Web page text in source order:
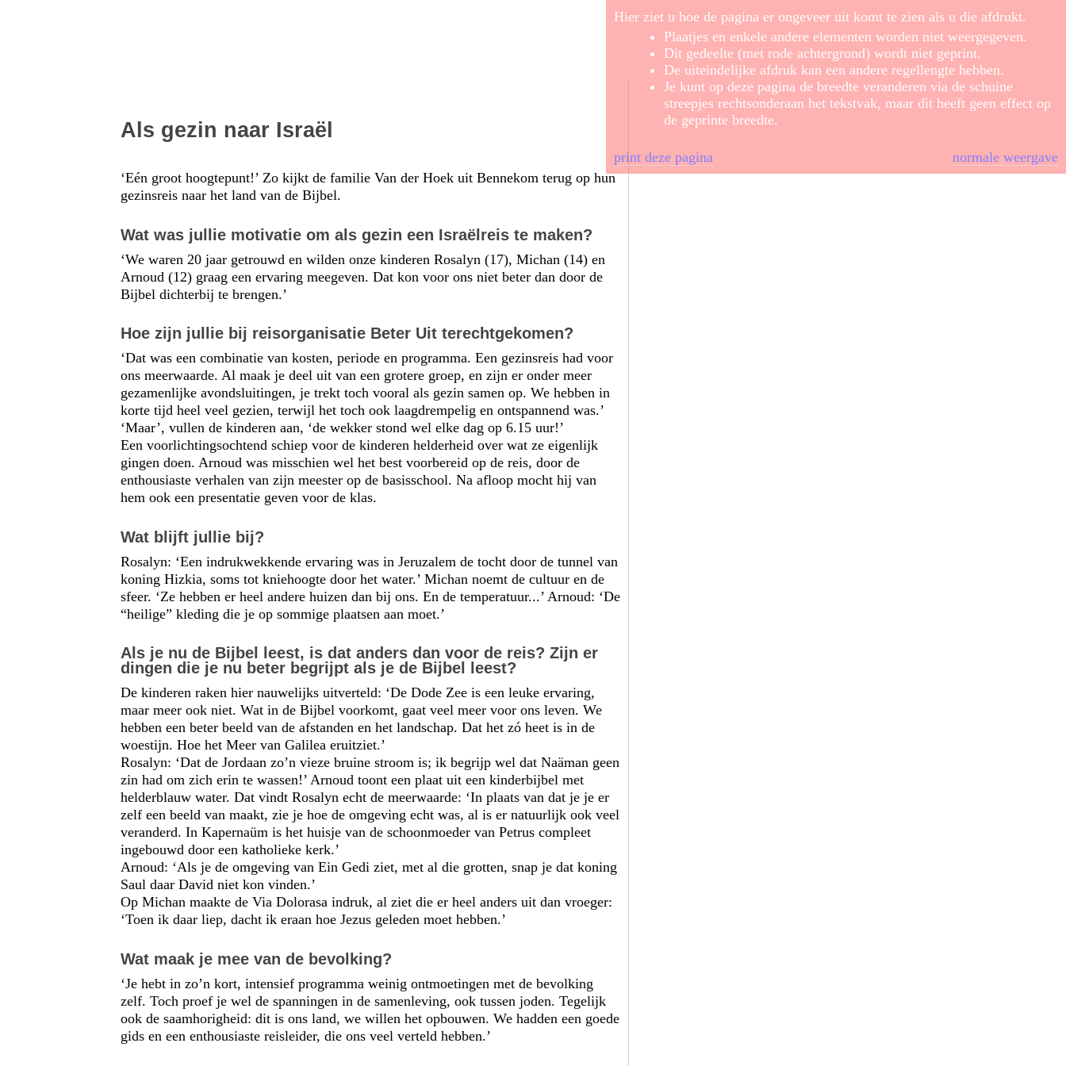
Hier ziet u hoe de pagina er ongeveer uit komt te zien als u die afdrukt.
Plaatjes en enkele andere elementen worden niet weergegeven.
Dit gedeelte (met rode achtergrond) wordt niet geprint.
De uiteindelijke afdruk kan een andere regellengte hebben.
Je kunt op deze pagina de breedte veranderen via de schuine
streepjes rechtsonderaan het tekstvak, maar dit heeft geen effect op
de geprinte breedte.
normale weergave
print deze pagina
Als gezin naar Israël
‘Eén groot hoogtepunt!’ Zo kijkt de familie Van der Hoek uit Bennekom terug op hun
gezinsreis naar het land van de Bijbel.
Wat was jullie motivatie om als gezin een Israëlreis te maken?
‘We waren 20 jaar getrouwd en wilden onze kinderen Rosalyn (17), Michan (14) en
Arnoud (12) graag een ervaring meegeven. Dat kon voor ons niet beter dan door de
Bijbel dichterbij te brengen.’
Hoe zijn jullie bij reisorganisatie Beter Uit terechtgekomen?
‘Dat was een combinatie van kosten, periode en programma. Een gezinsreis had voor
ons meerwaarde. Al maak je deel uit van een grotere groep, en zijn er onder meer
gezamenlijke avondsluitingen, je trekt toch vooral als gezin samen op. We hebben in
korte tijd heel veel gezien, terwijl het toch ook laagdrempelig en ontspannend was.’
‘Maar’, vullen de kinderen aan, ‘de wekker stond wel elke dag op 6.15 uur!’
Een voorlichtingsochtend schiep voor de kinderen helderheid over wat ze eigenlijk
gingen doen. Arnoud was misschien wel het best voorbereid op de reis, door de
enthousiaste verhalen van zijn meester op de basisschool. Na afloop mocht hij van
hem ook een presentatie geven voor de klas.
Wat blijft jullie bij?
Rosalyn: ‘Een indrukwekkende ervaring was in Jeruzalem de tocht door de tunnel van
koning Hizkia, soms tot kniehoogte door het water.’ Michan noemt de cultuur en de
sfeer. ‘Ze hebben er heel andere huizen dan bij ons. En de temperatuur...’ Arnoud: ‘De
“heilige” kleding die je op sommige plaatsen aan moet.’
Als je nu de Bijbel leest, is dat anders dan voor de reis? Zijn er
dingen die je nu beter begrijpt als je de Bijbel leest?
De kinderen raken hier nauwelijks uitverteld: ‘De Dode Zee is een leuke ervaring,
maar meer ook niet. Wat in de Bijbel voorkomt, gaat veel meer voor ons leven. We
hebben een beter beeld van de afstanden en het landschap. Dat het zó heet is in de
woestijn. Hoe het Meer van Galilea eruitziet.’
Rosalyn: ‘Dat de Jordaan zo’n vieze bruine stroom is; ik begrijp wel dat Naäman geen
zin had om zich erin te wassen!’ Arnoud toont een plaat uit een kinderbijbel met
helderblauw water. Dat vindt Rosalyn echt de meerwaarde: ‘In plaats van dat je je er
zelf een beeld van maakt, zie je hoe de omgeving echt was, al is er natuurlijk ook veel
veranderd. In Kapernaüm is het huisje van de schoonmoeder van Petrus compleet
ingebouwd door een katholieke kerk.’
Arnoud: ‘Als je de omgeving van Ein Gedi ziet, met al die grotten, snap je dat koning
Saul daar David niet kon vinden.’
Op Michan maakte de Via Dolorasa indruk, al ziet die er heel anders uit dan vroeger:
‘Toen ik daar liep, dacht ik eraan hoe Jezus geleden moet hebben.’
Wat maak je mee van de bevolking?
‘Je hebt in zo’n kort, intensief programma weinig ontmoetingen met de bevolking
zelf. Toch proef je wel de spanningen in de samenleving, ook tussen joden. Tegelijk
ook de saamhorigheid: dit is ons land, we willen het opbouwen. We hadden een goede
gids en een enthousiaste reisleider, die ons veel verteld hebben.’